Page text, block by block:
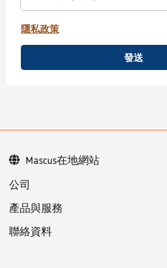
隱私政策
發送
公司
產品與服務
聯絡資料
Mascus在地網站